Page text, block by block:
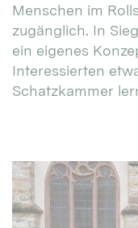
Menschen im
zugänglich. In
ein eigenes
Interessierten
Schatzkammer